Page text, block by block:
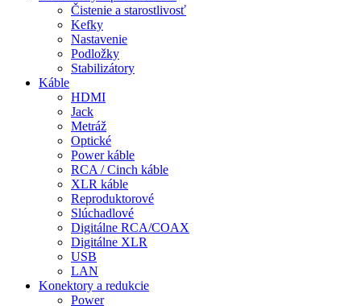
Čistenie a starostlivosť
Kefky
Nastavenie
Podložky
Stabilizátory
Káble
HDMI
Jack
Metráž
Optické
Power káble
RCA / Cinch káble
XLR káble
Reproduktorové
Slúchadlové
Digitálne RCA/COAX
Digitálne XLR
USB
LAN
Konektory a redukcie
Power